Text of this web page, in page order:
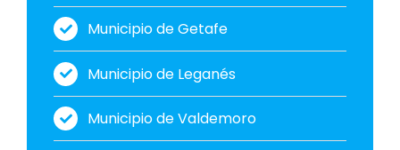
Municipio de Getafe
Municipio de Leganés
Municipio de Valdemoro